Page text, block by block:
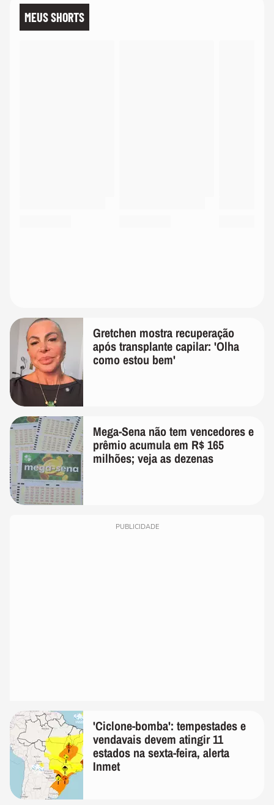
MEUS SHORTS
Gretchen mostra recuperação
após transplante capilar: 'Olha
como estou bem'
Mega-Sena não tem vencedores e
prêmio acumula em R$ 165
milhões; veja as dezenas
PUBLICIDADE
'Ciclone-bomba': tempestades e
vendavais devem atingir 11
estados na sexta-feira, alerta
Inmet